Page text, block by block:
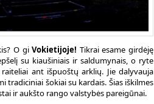
O giVokietijoje! Tikrai esame girdėję
su kiaušiniais ir saldumynais, o ryte
ant išpuoštų arklių. Jie dalyvauja
tradiciniai šokiai su kardais. Šias iškilmes
ir aukšto rango valstybės pareigūnai.